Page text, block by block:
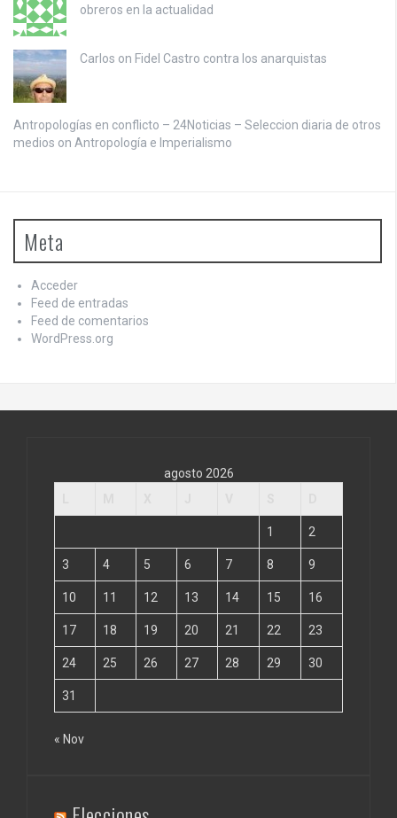
obreros en la actualidad
Carlos on Fidel Castro contra los anarquistas
Antropologías en conflicto – 24Noticias – Seleccion diaria de otros
medios on Antropología e Imperialismo
Meta
Acceder
Feed de entradas
Feed de comentarios
WordPress.org
agosto 2026
1 2
3 4 5 6 7 8 9
10 11 12 13 14 15 16
17 18 19 20 21 22 23
24 25 26 27 28 29 30
31
« Nov